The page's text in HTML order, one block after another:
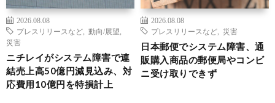
2026.08.08
プレスリリースなど
動向/展望
災害
ニチレイがシステム障害で連
結売上高50億円減見込み、対
応費用10億円を特損計上
2026.08.08
プレスリリースなど
災害
日本郵便でシステム障害、通
販購入商品の郵便局やコンビ
ニ受け取りできず